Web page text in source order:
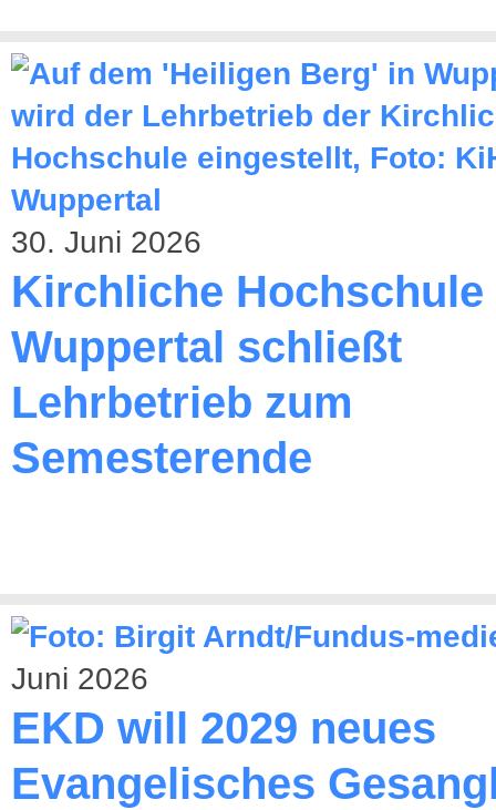
30. Juni 2026
Kirchliche Hochschule
Wuppertal schließt
Lehrbetrieb zum
Semesterende
Juni 2026
EKD will 2029 neues
Evangelisches